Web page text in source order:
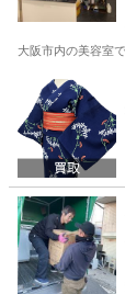
大阪市内の美容室
大阪 大阪市